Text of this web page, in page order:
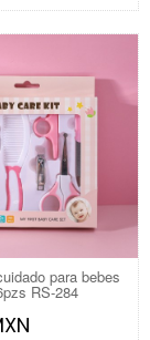
para bebes
RS-284